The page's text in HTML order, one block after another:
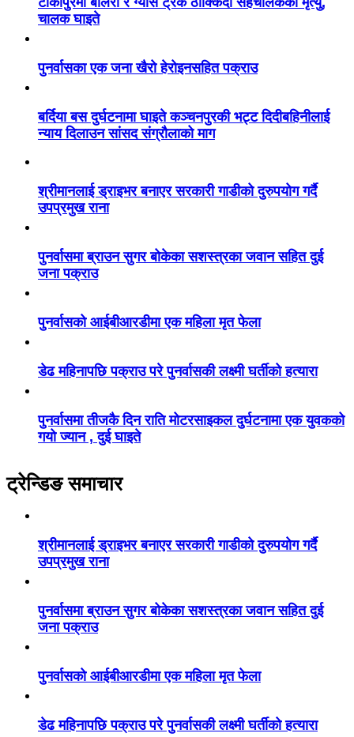
चालक घाइते
पुनर्वासका एक जना खैरो हेरोइनसहित पक्राउ
बर्दिया बस दुर्घटनामा घाइते कञ्चनपुरकी भट्ट दिदीबहिनीलाई
न्याय दिलाउन सांसद संग्रौलाको माग
श्रीमानलाई ड्राइभर बनाएर सरकारी गाडीको दुरुपयोग गर्दै
उपप्रमुख राना
पुनर्वासमा ब्राउन सुगर बोकेका सशस्त्रका जवान सहित दुई
जना पक्राउ
पुनर्वासको आईबीआरडीमा एक महिला मृत फेला
डेढ महिनापछि पक्राउ परे पुनर्वासकी लक्ष्मी घर्तीको हत्यारा
पुनर्वासमा तीजकै दिन राति मोटरसाइकल दुर्घटनामा एक युवकको
गयो ज्यान , दुई घाइते
ट्रेन्डिङ समाचार
श्रीमानलाई ड्राइभर बनाएर सरकारी गाडीको दुरुपयोग गर्दै
उपप्रमुख राना
पुनर्वासमा ब्राउन सुगर बोकेका सशस्त्रका जवान सहित दुई
जना पक्राउ
पुनर्वासको आईबीआरडीमा एक महिला मृत फेला
डेढ महिनापछि पक्राउ परे पुनर्वासकी लक्ष्मी घर्तीको हत्यारा